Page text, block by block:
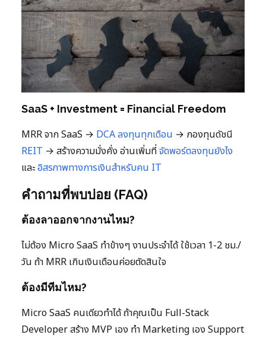
SaaS + Investment = Financial Freedom
MRR จาก SaaS → DCA ลงทุนทุกเดือน → กองทุนดัชนี
REIT → สร้างความมั่งคั่ง อ่านเพิ่มที่จัดพอร์ตลงทุนยังไง
และอิสรภาพทางการเงินสำหรับคน IT
คำถามที่พบบ่อย (FAQ)
ต้องลาออกจากงานไหม?
ไม่ต้อง Micro SaaS ทำข้างๆ งานประจำได้ ใช้เวลา 1-2 ชม./
วัน ถ้า MRR เกินเงินเดือนค่อยตัดสินใจ
ต้องมีทีมไหม?
Micro SaaS คนเดียวทำได้ ถ้าคุณเป็น Full-Stack
Developer สร้าง MVP เอง ทำ Marketing เอง Support